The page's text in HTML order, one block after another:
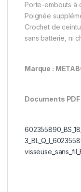
Porte-embouts à
Poignée
Crochet de
sans batterie, ni
Marque :
Documents PDF